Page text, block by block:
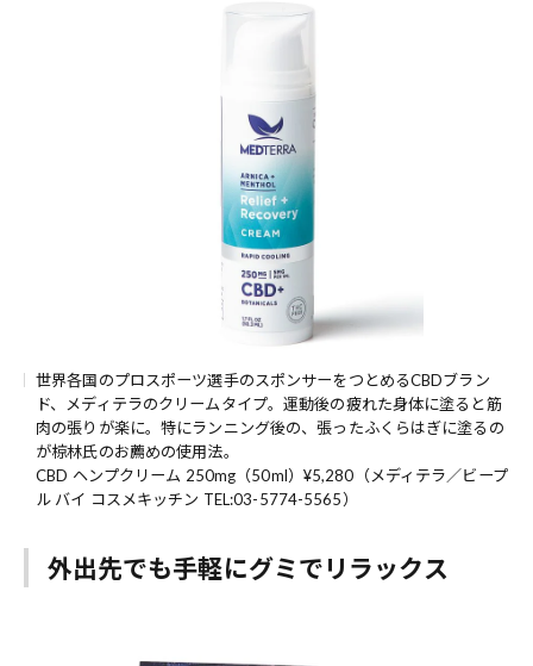
世界各国のプロスポーツ選手のスポンサーをつとめるCBDブラン
ド、メディテラのクリームタイプ。運動後の疲れた身体に塗ると筋
肉の張りが楽に。特にランニング後の、張ったふくらはぎに塗るの
が椋林氏のお薦めの使用法。
CBD ヘンプクリーム 250mg（50ml）¥5,280（メディテラ／ビープ
ル バイ コスメキッチン TEL:03-5774-5565）
外出先でも手軽にグミでリラックス